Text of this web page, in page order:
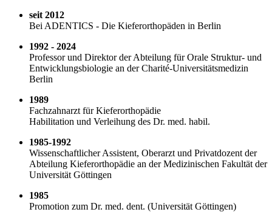
seit 2012
Bei ADENTICS - Die Kieferorthopäden in Berlin
1992 - 2024
Professor und Direktor der Abteilung für Orale Struktur- und
Entwicklungsbiologie an der Charité-Universitätsmedizin
Berlin
1989
Fachzahnarzt für Kieferorthopädie
Habilitation und Verleihung des Dr. med. habil.
1985-1992
Wissenschaftlicher Assistent, Oberarzt und Privatdozent der
Abteilung Kieferorthopädie an der Medizinischen Fakultät der
Universität Göttingen
1985
Promotion zum Dr. med. dent. (Universität Göttingen)